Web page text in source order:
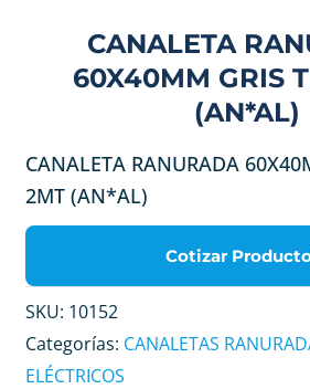
CANALETA
60X40MM GRIS
(AN*AL)
CANALETA RANURADA
2MT (AN*AL)
Cotizar
SKU: 10152
Categorías: CANALETAS
ELÉCTRICOS